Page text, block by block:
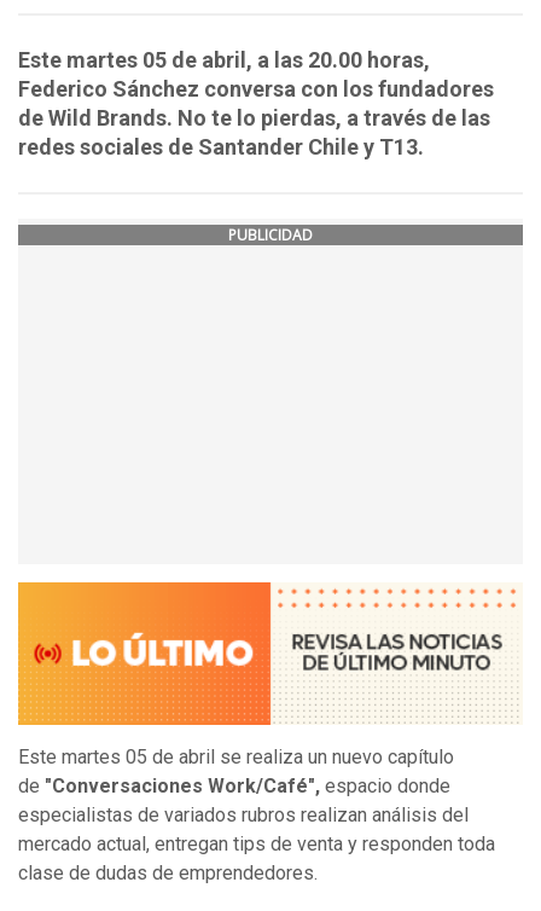
Este martes 05 de abril, a las 20.00 horas,
Federico Sánchez conversa con los fundadores
de Wild Brands. No te lo pierdas, a través de las
redes sociales de Santander Chile y T13.
PUBLICIDAD
Este martes 05 de abril se realiza un nuevo capítulo
de "Conversaciones Work/Café", espacio donde
especialistas de variados rubros realizan análisis del
mercado actual, entregan tips de venta y responden toda
clase de dudas de emprendedores.